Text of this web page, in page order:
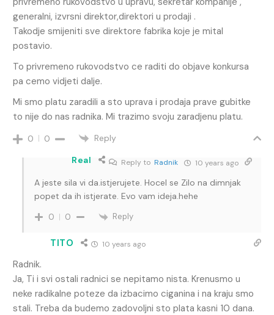
generalni, izvrsni direktor,direktori u prodaji .
Takodje smijeniti sve direktore fabrika koje je mital
postavio.
To privremeno rukovodstvo ce raditi do objave konkursa
pa cemo vidjeti dalje.
Mi smo platu zaradili a sto uprava i prodaja prave gubitke
to nije do nas radnika. Mi trazimo svoju zaradjenu platu.
0 0 Reply
Real Reply to Radnik 10 years ago
A jeste sila vi da.istjerujete. Hocel se Zilo na dimnjak
popet da ih istjerate. Evo vam ideja.hehe
0 0 Reply
TITO 10 years ago
Radnik.
Ja, Ti i svi ostali radnici se nepitamo nista. Krenusmo u
neke radikalne poteze da izbacimo ciganina i na kraju smo
stali. Treba da budemo zadovoljni sto plata kasni 10 dana.